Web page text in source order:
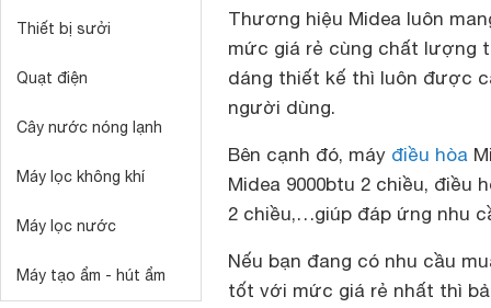
Thiết bị sưởi
Quạt điện
Cây nước nóng lạnh
Máy lọc không khí
Máy lọc nước
Máy tạo ẩm - hút ẩm
Thương hiệu Midea luôn
mức giá rẻ cùng chất lượng
dáng thiết kế thì luôn được
người dùng.
Bên cạnh đó, máy điều hòa
Midea 9000btu 2 chiều, điều
2 chiều,…giúp đáp ứng nhu
Nếu bạn đang có nhu cầu
tốt với mức giá rẻ nhất thì